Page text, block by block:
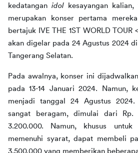
kedatangan idol
kesayangan
merupakan konser pertama
bertajuk IVE THE 1ST WORLD TOUR
akan digelar pada 24 Agustus 2024
Tangerang Selatan.
Pada awalnya, konser ini
pada 13-14 Januari 2024. Namun,
menjadi tanggal 24 Agustus
sangat beragam, dimulai dari Rp.
3.200.000. Namun, khusus
memenuhi syarat, dapat membeli
3.500.000 yang memberikan